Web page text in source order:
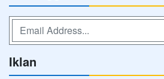
Iklan